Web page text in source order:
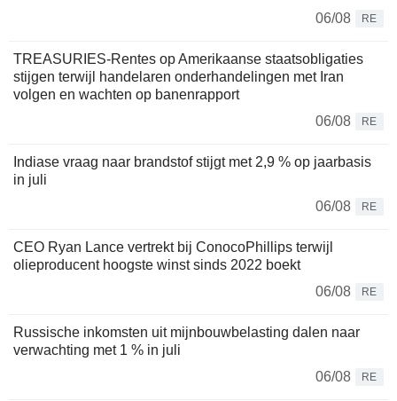
06/08
RE
TREASURIES-Rentes op Amerikaanse staatsobligaties
stijgen terwijl handelaren onderhandelingen met Iran
volgen en wachten op banenrapport
06/08
RE
Indiase vraag naar brandstof stijgt met 2,9 % op jaarbasis
in juli
06/08
RE
CEO Ryan Lance vertrekt bij ConocoPhillips terwijl
olieproducent hoogste winst sinds 2022 boekt
06/08
RE
Russische inkomsten uit mijnbouwbelasting dalen naar
verwachting met 1 % in juli
06/08
RE